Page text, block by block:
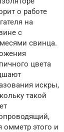
о работе
на
с
свинца.
цвета
искры,
такой
омметр этого и